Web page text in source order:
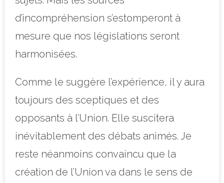
d’incompréhension s’estomperont à
mesure que nos législations seront
harmonisées.
Comme le suggère l’expérience, il y aura
toujours des sceptiques et des
opposants à l’Union. Elle suscitera
inévitablement des débats animés. Je
reste néanmoins convaincu que la
création de l’Union va dans le sens de